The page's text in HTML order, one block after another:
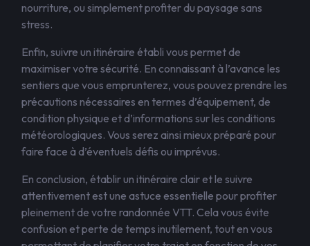
nourriture, ou simplement profiter du paysage sans
stress.
Enfin, suivre un itinéraire établi vous permet de
maximiser votre sécurité. En connaissant à l’avance les
sentiers que vous emprunterez, vous pouvez prendre les
précautions nécessaires en termes d’équipement, de
condition physique et d’informations sur les conditions
météorologiques. Vous serez ainsi mieux préparé pour
faire face à d’éventuels défis ou imprévus.
En conclusion, établir un itinéraire clair et le suivre
attentivement est une astuce essentielle pour profiter
pleinement de votre randonnée VTT. Cela vous évite
confusion et perte de temps inutilement, tout en vous